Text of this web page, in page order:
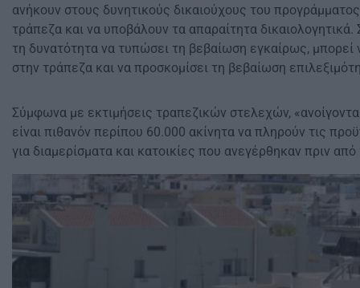
ανήκουν στους δυνητικούς δικαιούχους του
τράπεζα και να υποβάλουν τα απαραίτητα
τη δυνατότητα να τυπώσει τη βεβαίωση εγκαίρως, μπορεί
στην τράπεζα και να προσκομίσει τη βεβαίωση
Σύμφωνα με εκτιμήσεις τραπεζικών στελεχών,
είναι πιθανόν περίπου 60.000 ακίνητα να πληρούν τις
για διαμερίσματα και κατοικίες που ανεγέρθηκαν πριν